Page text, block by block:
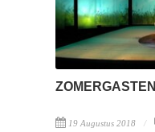
ZOMERGASTEN
19 Augustus 2018